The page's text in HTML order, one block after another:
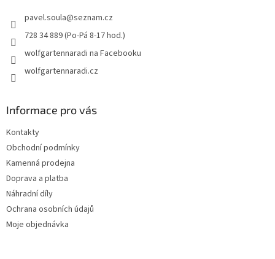
pavel.soula@seznam.cz
728 34 889 (Po-Pá 8-17 hod.)
wolfgartennaradi na Facebooku
wolfgartennaradi.cz
Informace pro vás
Kontakty
Obchodní podmínky
Kamenná prodejna
Doprava a platba
Náhradní díly
Ochrana osobních údajů
Moje objednávka